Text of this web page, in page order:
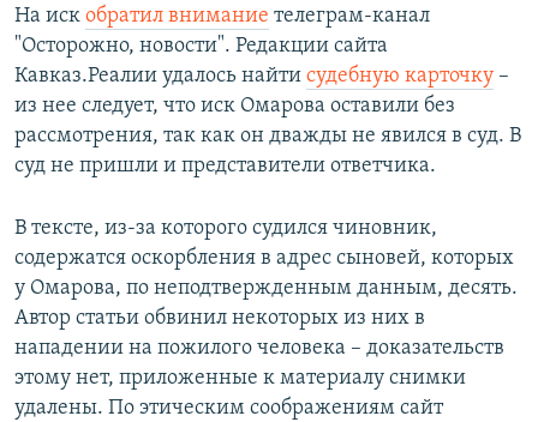
На иск обратил внимание телеграм-канал
"Осторожно, новости". Редакции сайта
Кавказ.Реалии удалось найти судебную карточку –
из нее следует, что иск Омарова оставили без
рассмотрения, так как он дважды не явился в суд. В
суд не пришли и представители ответчика.
В тексте, из-за которого судился чиновник,
содержатся оскорбления в адрес сыновей, которых
у Омарова, по неподтвержденным данным, десять.
Автор статьи обвинил некоторых из них в
нападении на пожилого человека – доказательств
этому нет, приложенные к материалу снимки
удалены. По этическим соображениям сайт